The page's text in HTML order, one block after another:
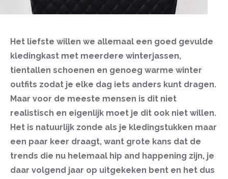
Het liefste willen we allemaal een goed gevulde
kledingkast met meerdere winterjassen,
tientallen schoenen en genoeg warme winter
outfits zodat je elke dag iets anders kunt dragen.
Maar voor de meeste mensen is dit niet
realistisch en eigenlijk moet je dit ook niet willen.
Het is natuurlijk zonde als je kledingstukken maar
een paar keer draagt, want grote kans dat de
trends die nu helemaal hip and happening zijn, je
daar volgend jaar op uitgekeken bent en het dus